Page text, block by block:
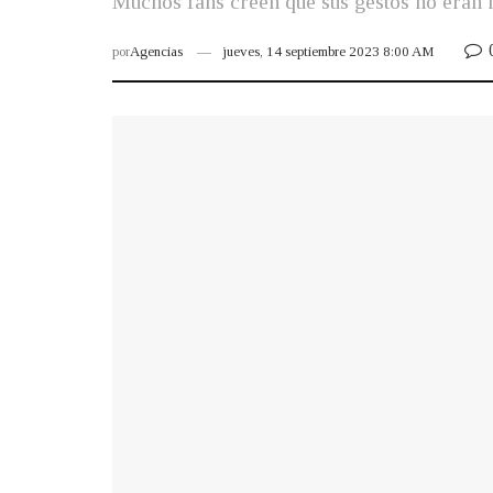
porAgencias jueves, 14 septiembre 2023 8:00 AM